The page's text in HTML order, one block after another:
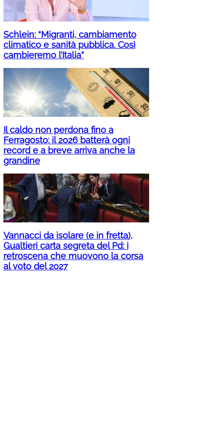
Schlein: “Migranti, cambiamento
climatico e sanità pubblica. Così
cambieremo l’Italia”
Il caldo non perdona fino a
Ferragosto: il 2026 batterà ogni
record e a breve arriva anche la
grandine
Vannacci da isolare (e in fretta),
Gualtieri carta segreta del Pd: i
retroscena che muovono la corsa
al voto del 2027